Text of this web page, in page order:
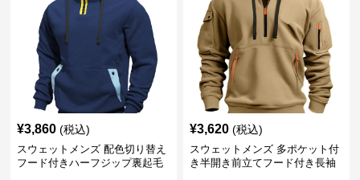
¥3,860 (税込)
スウェットメンズ 配色切り替え
フード付きハーフジップ裏起毛
¥3,620 (税込)
スウェットメンズ 多ポケット付
き半開き前立てフード付き長袖